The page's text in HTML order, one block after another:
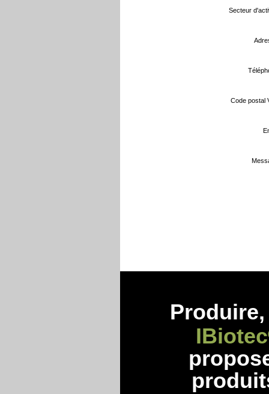
Secteur
Code postal
IBiotec